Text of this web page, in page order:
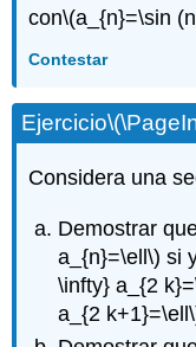
con\(a_{n}=\sin
Contestar
Ejercicio
Considera una
Demostrar
a_{n}=\ell\) si
\infty} a_{2
a_{2